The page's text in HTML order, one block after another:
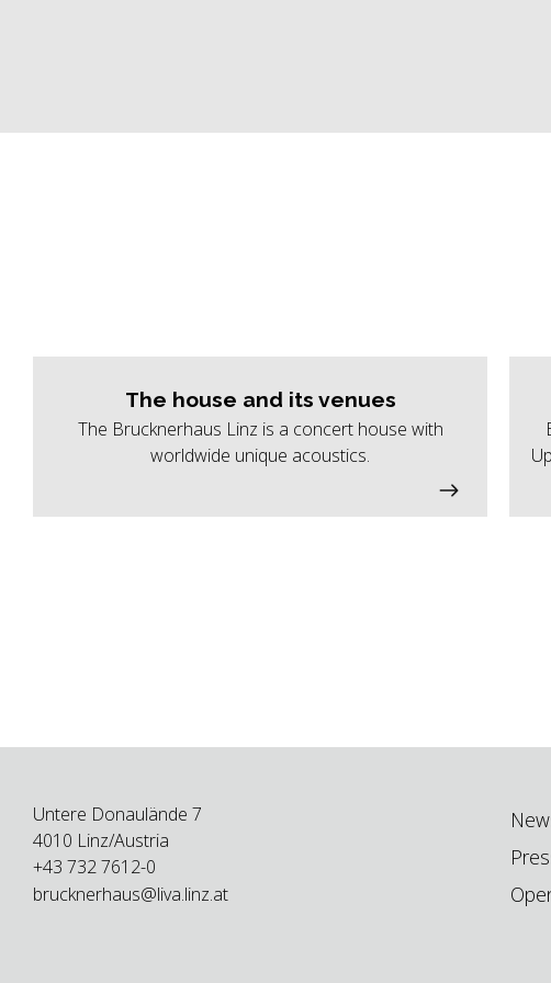
The house and its venues
The Brucknerhaus Linz is a concert house with
worldwide unique acoustics.
Untere Donaulände 7
4010 Linz/Austria
+43 732 7612-0
brucknerhaus@liva.linz.at